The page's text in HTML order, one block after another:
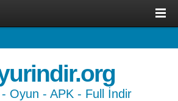
Oyun - APK - Full İndir